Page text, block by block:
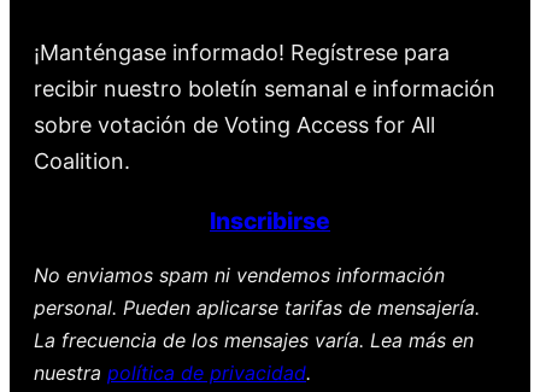
¡Manténgase informado! Regístrese para
recibir nuestro boletín semanal e información
sobre votación de Voting Access for All
Coalition.
Inscribirse
No enviamos spam ni vendemos información
personal. Pueden aplicarse tarifas de mensajería.
La frecuencia de los mensajes varía. Lea más en
nuestra política de privacidad.